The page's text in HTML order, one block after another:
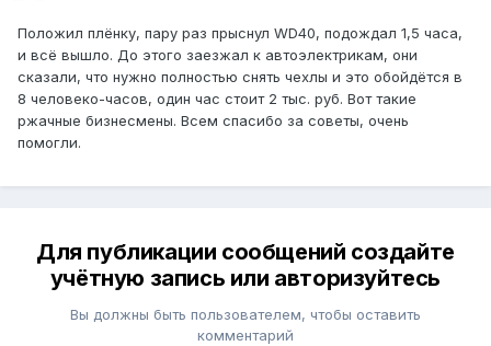
Положил плёнку, пару раз прыснул WD40, подождал 1,5 часа,
и всё вышло. До этого заезжал к автоэлектрикам, они
сказали, что нужно полностью снять чехлы и это обойдётся в
8 человеко-часов, один час стоит 2 тыс. руб. Вот такие
ржачные бизнесмены. Всем спасибо за советы, очень
помогли.
Для публикации сообщений создайте
учётную запись или авторизуйтесь
Вы должны быть пользователем, чтобы оставить
комментарий